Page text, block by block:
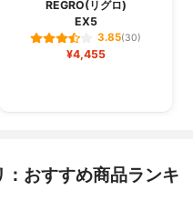
REGRO(リグロ)
EX5
3.85(30)
¥4,455
おすすめ商品ランキ